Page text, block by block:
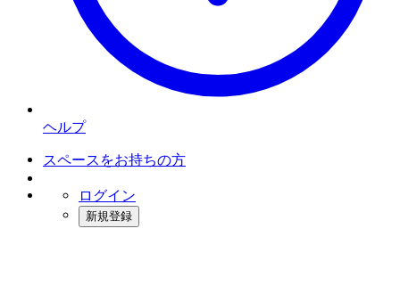
ヘルプ
スペースをお持ちの方
ログイン
新規登録